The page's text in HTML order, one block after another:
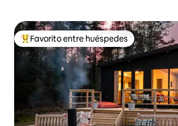
De los mejores en Favorito entre
Favorito entre huéspedes